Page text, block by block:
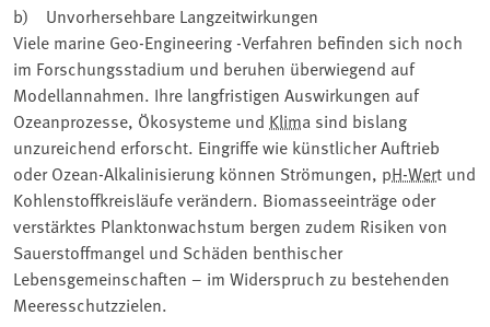
b) Unvorhersehbare Langzeitwirkungen
Viele marine Geo-Engineering -Verfahren befinden sich noch
im Forschungsstadium und beruhen überwiegend auf
Modellannahmen. Ihre langfristigen Auswirkungen auf
Ozeanprozesse, Ökosysteme und Klima sind bislang
unzureichend erforscht. Eingriffe wie künstlicher Auftrieb
oder Ozean-Alkalinisierung können Strömungen, pH-Wert und
Kohlenstoffkreisläufe verändern. Biomasseeinträge oder
verstärktes Planktonwachstum bergen zudem Risiken von
Sauerstoffmangel und Schäden benthischer
Lebensgemeinschaften – im Widerspruch zu bestehenden
Meeresschutzzielen.